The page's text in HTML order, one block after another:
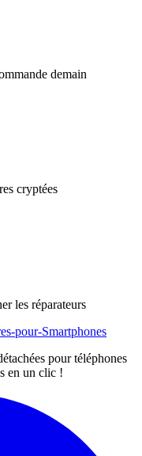
demain
cryptées
les réparateurs
pour téléphones
en un clic !